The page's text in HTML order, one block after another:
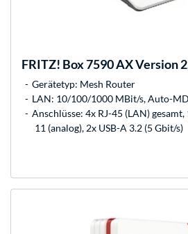
FRITZ! Box 7590 AX Version
Gerätetyp: Mesh Router
LAN: 10/100/1000 MBit/s, Auto-
Anschlüsse: 4x RJ-45 (LAN)
11 (analog), 2x USB-A 3.2 (5 Gbit/s)